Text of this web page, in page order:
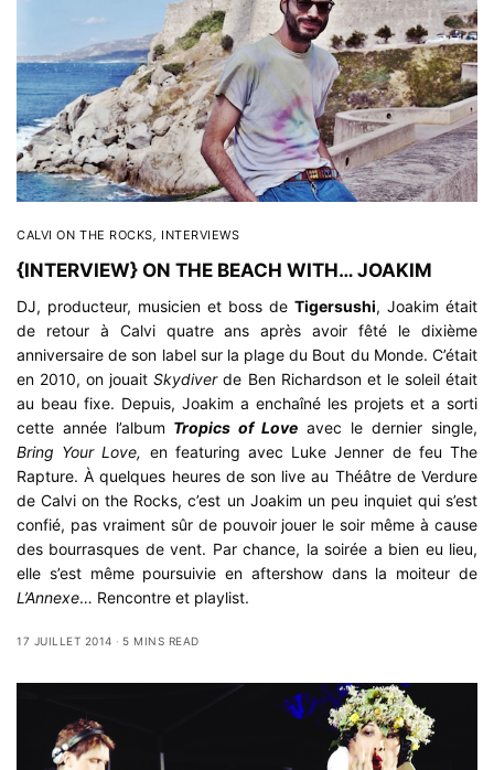
CALVI ON THE ROCKS, INTERVIEWS
{INTERVIEW} ON THE BEACH WITH… JOAKIM
DJ, producteur, musicien et boss de Tigersushi, Joakim était
de retour à Calvi quatre ans après avoir fêté le dixième
anniversaire de son label sur la plage du Bout du Monde. C’était
en 2010, on jouaitSkydiverde Ben Richardson et le soleil était
au beau fixe. Depuis, Joakim a enchaîné les projets et a sorti
cette année l’album Tropics of Love avec le dernier single,
Bring Your Love, en featuring avec Luke Jenner de feu The
Rapture. À quelques heures de son live au Théâtre de Verdure
deCalvi on the Rocks, c’est un Joakim un peu inquiet qui s’est
confié, pas vraiment sûr de pouvoir jouer le soir même à cause
des bourrasques de vent. Par chance, la soirée a bien eu lieu,
elle s’est même poursuivie en aftershow dans la moiteur de
L’Annexe… Rencontre et playlist.
17 JUILLET 2014 5 MINS READ